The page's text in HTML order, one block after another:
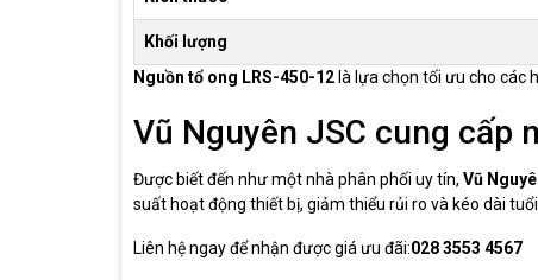
Khối lượng
Nguồn tổ ong LRS-450-12là lựa chọn tối ưu cho các
Vũ Nguyên JSC cung cấp
Được biết đến như một nhà phân phối uy tín, Vũ
suất hoạt động thiết bị, giảm thiểu rủi ro và kéo dài
Liên hệ ngay để nhận được giá ưu đãi:028 3553 4567